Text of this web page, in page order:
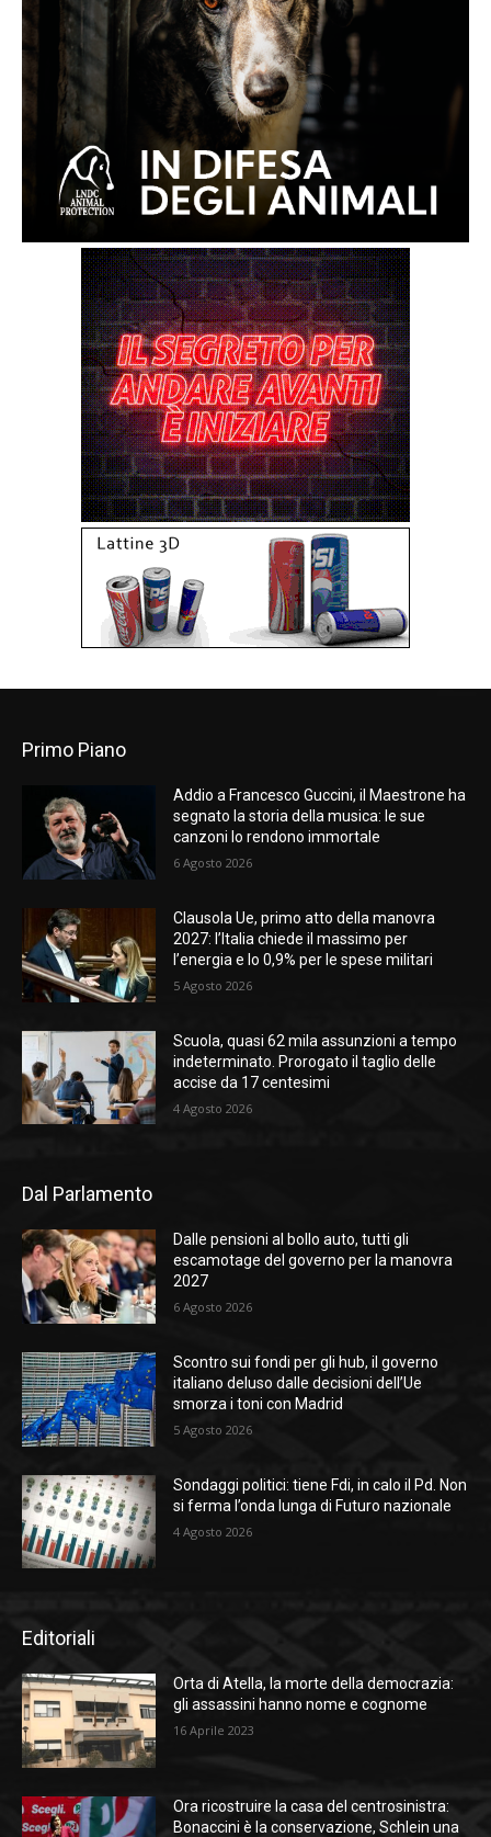
Primo Piano
Addio a Francesco Guccini, il Maestrone ha
segnato la storia della musica: le sue
canzoni lo rendono immortale
6 Agosto 2026
Clausola Ue, primo atto della manovra
2027: l’Italia chiede il massimo per
l’energia e lo 0,9% per le spese militari
5 Agosto 2026
Scuola, quasi 62 mila assunzioni a tempo
indeterminato. Prorogato il taglio delle
accise da 17 centesimi
4 Agosto 2026
Dal Parlamento
Dalle pensioni al bollo auto, tutti gli
escamotage del governo per la manovra
2027
6 Agosto 2026
Scontro sui fondi per gli hub, il governo
italiano deluso dalle decisioni dell’Ue
smorza i toni con Madrid
5 Agosto 2026
Sondaggi politici: tiene Fdi, in calo il Pd. Non
si ferma l’onda lunga di Futuro nazionale
4 Agosto 2026
Editoriali
Orta di Atella, la morte della democrazia:
gli assassini hanno nome e cognome
16 Aprile 2023
Ora ricostruire la casa del centrosinistra:
Bonaccini è la conservazione, Schlein una